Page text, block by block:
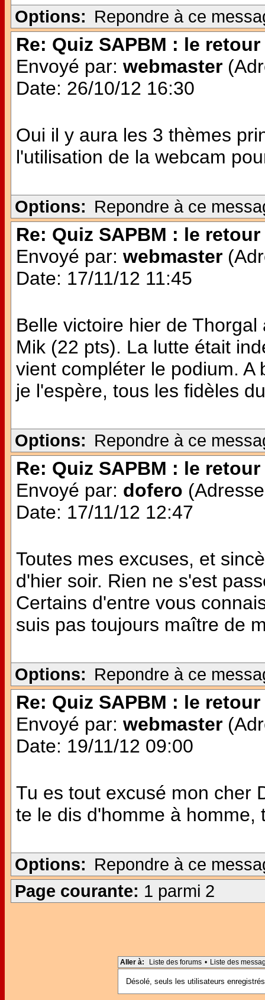
Options: Repondre à ce
Re: Quiz SAPBM : le retour
Envoyé par: webmaster
Date: 26/10/12 16:30
Oui il y aura les 3 thèmes
l'utilisation de la webcam
Options: Repondre à ce
Re: Quiz SAPBM : le retour
Envoyé par: webmaster
Date: 17/11/12 11:45
Belle victoire hier de
Mik (22 pts). La lutte était
vient compléter le podium.
je l'espère, tous les fidèles
Options: Repondre à ce
Re: Quiz SAPBM : le retour
Envoyé par: dofero
Date: 17/11/12 12:47
Toutes mes excuses, et
d'hier soir. Rien ne s'est
Certains d'entre vous
suis pas toujours maître de
Options: Repondre à ce
Re: Quiz SAPBM : le retour
Envoyé par: webmaster
Date: 19/11/12 09:00
Tu es tout excusé mon cher
te le dis d'homme à homme,
Options: Repondre à ce
Page courante: 1 parmi 2
Aller à: Liste des forums • Liste des
Désolé, seuls les utilisateurs